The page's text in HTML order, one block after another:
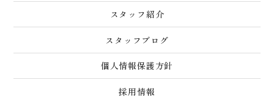
スタッフ紹介
スタッフブログ
個人情報保護方針
採用情報